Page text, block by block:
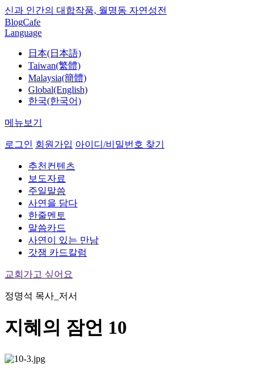
신과 인간의 대합작품, 월명동 자연성전
BlogCafe
Language
日本(日本語)
Taiwan(繁體)
Malaysia(簡體)
Global(English)
한국(한국어)
메뉴보기
로그인 회원가입 아이디/비밀번호 찾기
추천컨텐츠
보도자료
주일말씀
사연을 담다
한줄멘토
말씀카드
사연이 있는 만남
갓잼 카드칼럼
교회가고 싶어요
정명석 목사_저서
지혜의 잠언 10